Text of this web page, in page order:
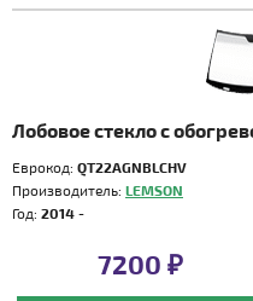
Лобовое стекло с
Еврокод: QT22AGNBLCHV
Производитель: LEMSON
Год: 2014 -
7200 ₽